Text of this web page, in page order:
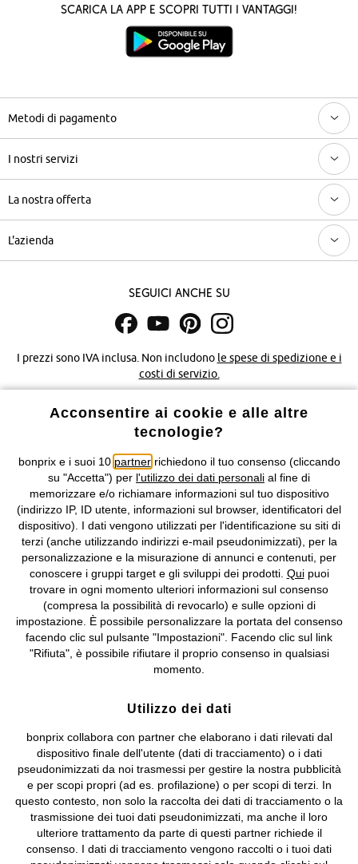
Scarica la App e scopri tutti i vantaggi!
Metodi di pagamento
I nostri servizi
La nostra offerta
L'azienda
Seguici anche su
I prezzi sono IVA inclusa. Non includono le spese di spedizione e i
costi di servizio.
Condizioni di vendita Accessibilità
Informazioni legali Diritto di recesso
© 2026 bonprix.Tutti i diritti riservati.
bonprix S.r.l. con socio unico, sede legale: via Adua 33 - 13855
Valdengo (BI) C.F. 01510910027 - P.I. 01939830020, Reg. Imprese di
Biella n. 01510910027, R.E.A. BI - 171345, N. Reg. Pile:
IT09060P00000858, N. Reg. AEE: IT08020000002105 Capitale
Sociale: euro 1.000.000 i.v, Società soggetta all'attività di direzione
e coordinamento di bonprix Beteiligungs -Verwaltungsgesellschaft
mbH.
Acconsentire ai cookie e alle altre
tecnologie?
bonprix e i suoi 10 partnerrichiedono il tuo consenso (cliccando
su "Accetta") per l'utilizzo dei dati personali al fine di
memorizzare e/o richiamare informazioni sul tuo dispositivo
(indirizzo IP, ID utente, informazioni sul browser, identificatori del
dispositivo). I dati vengono utilizzati per l'identificazione su siti di
terzi (anche utilizzando indirizzi e-mail pseudonimizzati), per la
personalizzazione e la misurazione di annunci e contenuti, per
conoscere i gruppi target e gli sviluppi dei prodotti. Quipuoi
trovare in ogni momento ulteriori informazioni sul consenso
(compresa la possibilità di revocarlo) e sulle opzioni di
impostazione. È possibile personalizzare la portata del consenso
facendo clic sul pulsante "Impostazioni". Facendo clic sul link
"Rifiuta", è possibile rifiutare il proprio consenso in qualsiasi
momento.
Utilizzo dei dati
bonprix collabora con partner che elaborano i dati rilevati dal
dispositivo finale dell'utente (dati di tracciamento) o i dati
pseudonimizzati da noi trasmessi per gestire la nostra pubblicità
e per scopi propri (ad es. profilazione) o per scopi di terzi. In
questo contesto, non solo la raccolta dei dati di tracciamento o la
trasmissione dei tuoi dati pseudonimizzati, ma anche il loro
ulteriore trattamento da parte di questi partner richiede il
consenso. I dati di tracciamento vengono raccolti o i tuoi dati